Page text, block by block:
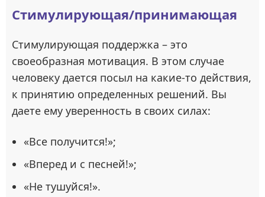
Стимулирующая/принимающая
Стимулирующая поддержка – это
своеобразная мотивация. В этом случае
человеку дается посыл на какие-то действия,
к принятию определенных решений. Вы
даете ему уверенность в своих силах:
«Все получится!»;
«Вперед и с песней!»;
«Не тушуйся!».